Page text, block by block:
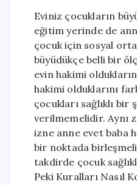
Eviniz çocukların
eğitim yerinde de
çocuk için sosyal
büyüdükçe belli bir
evin hakimi
hakimi olduklarını
çocukları sağlıklı bir
verilmemelidir. Aynı
izne anne evet baba
bir noktada
takdirde çocuk
Peki Kuralları Nasıl